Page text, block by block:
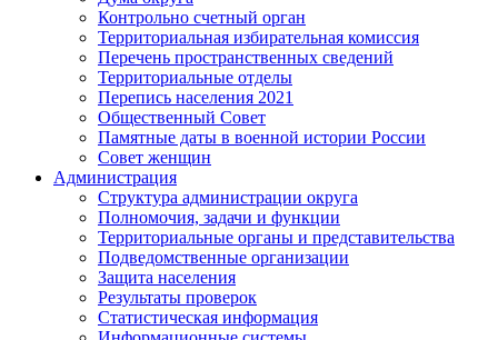
Контрольно счетный орган
Территориальная избирательная комиссия
Перечень пространственных сведений
Территориальные отделы
Перепись населения 2021
Общественный Совет
Памятные даты в военной истории России
Совет женщин
Администрация
Структура администрации округа
Полномочия, задачи и функции
Территориальные органы и представительства
Подведомственные организации
Защита населения
Результаты проверок
Статистическая информация